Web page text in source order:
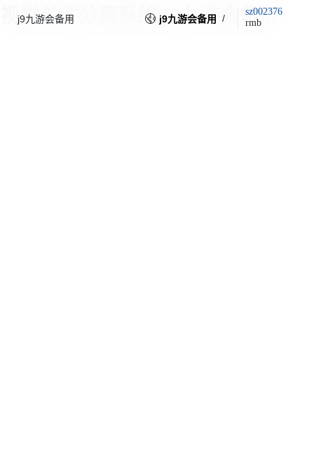
视觉单件分离系统-j9九游会备用
j9九游会备用 j9九游会备用 /
sz002376
rmb